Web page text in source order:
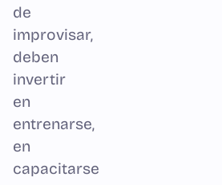
de
improvisar,
deben
invertir
en
entrenarse,
en
capacitarse